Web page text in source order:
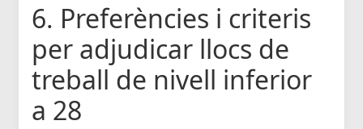
6. Preferències i criteris
per adjudicar llocs de
treball de nivell inferior
a 28